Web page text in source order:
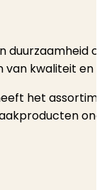
duurzaamheid
van kwaliteit en
het